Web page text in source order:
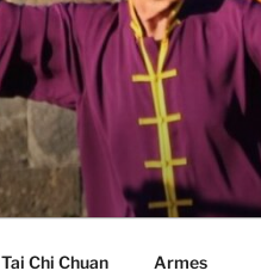
Tai Chi Chuan Armes